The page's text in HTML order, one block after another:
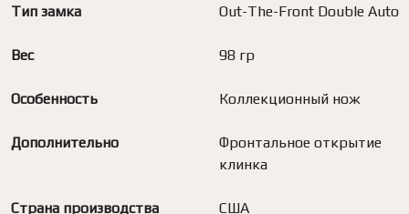
Тип замка Out-The-Front Double Auto
Вес 98 гр
Особенность Коллекционный нож
Дополнительно
Фронтальное открытие
клинка
Страна производства США